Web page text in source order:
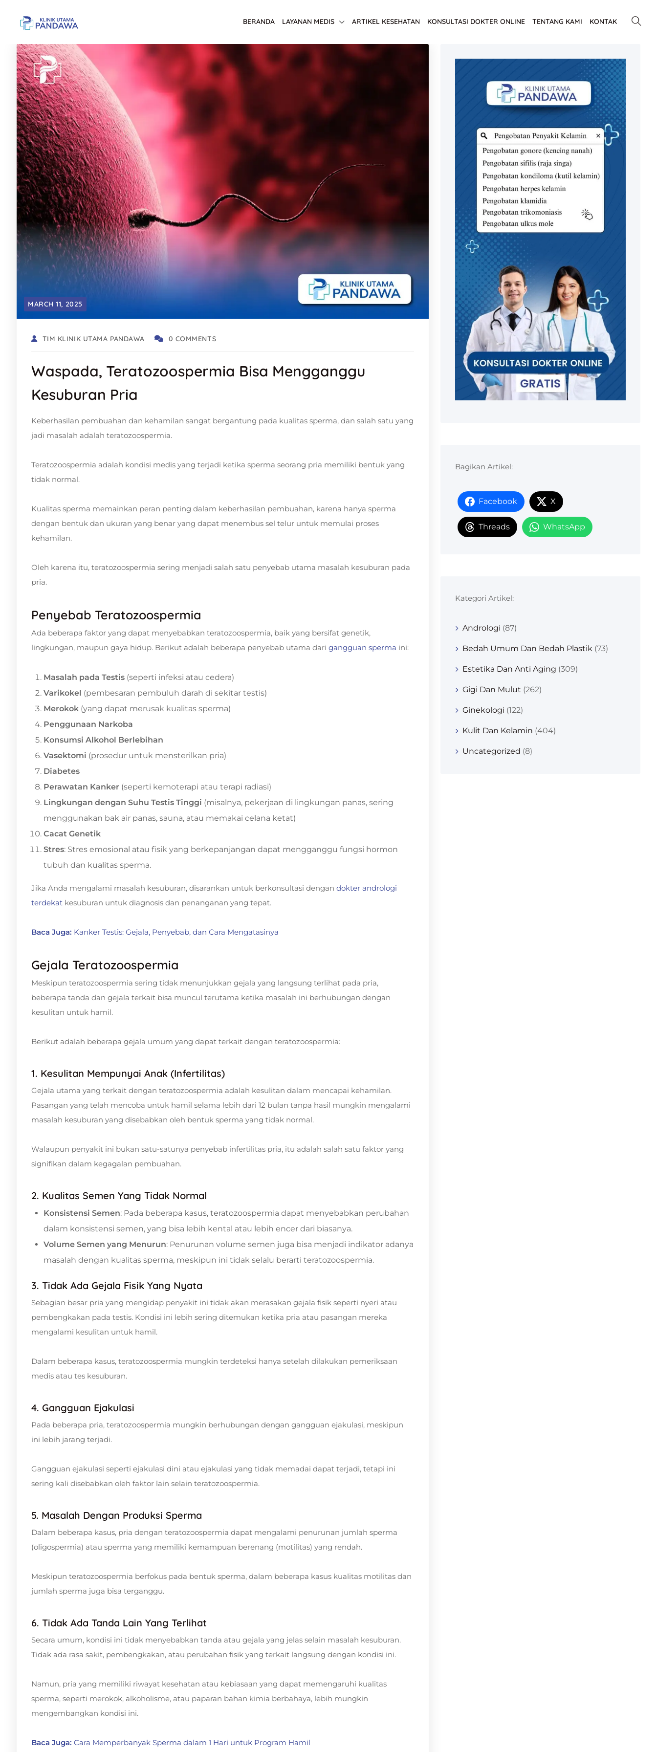
BERANDA LAYANAN MEDIS ARTIKEL KESEHATAN KONSULTASI DOKTER ONLINE TENTANG KAMI KONTAK
MARCH 11, 2025
TIM KLINIK UTAMA PANDAWA 0 COMMENTS
Waspada, Teratozoospermia Bisa Mengganggu
Kesuburan Pria
Keberhasilan pembuahan dan kehamilan sangat bergantung pada kualitas sperma, dan salah satu yang
jadi masalah adalah teratozoospermia.
Teratozoospermia adalah kondisi medis yang terjadi ketika sperma seorang pria memiliki bentuk yang
tidak normal.
Kualitas sperma memainkan peran penting dalam keberhasilan pembuahan, karena hanya sperma
dengan bentuk dan ukuran yang benar yang dapat menembus sel telur untuk memulai proses
kehamilan.
Oleh karena itu, teratozoospermia sering menjadi salah satu penyebab utama masalah kesuburan pada
pria.
Penyebab Teratozoospermia
Ada beberapa faktor yang dapat menyebabkan teratozoospermia, baik yang bersifat genetik,
lingkungan, maupun gaya hidup. Berikut adalah beberapa penyebab utama dari gangguan sperma ini:
Masalah pada Testis (seperti infeksi atau cedera)
Varikokel (pembesaran pembuluh darah di sekitar testis)
Merokok (yang dapat merusak kualitas sperma)
Penggunaan Narkoba
Konsumsi Alkohol Berlebihan
Vasektomi (prosedur untuk mensterilkan pria)
Diabetes
Perawatan Kanker (seperti kemoterapi atau terapi radiasi)
Lingkungan dengan Suhu Testis Tinggi (misalnya, pekerjaan di lingkungan panas, sering
menggunakan bak air panas, sauna, atau memakai celana ketat)
Cacat Genetik
Stres: Stres emosional atau fisik yang berkepanjangan dapat mengganggu fungsi hormon
tubuh dan kualitas sperma.
Jika Anda mengalami masalah kesuburan, disarankan untuk berkonsultasi dengan dokter andrologi
terdekat kesuburan untuk diagnosis dan penanganan yang tepat.
Baca Juga: Kanker Testis: Gejala, Penyebab, dan Cara Mengatasinya
Gejala Teratozoospermia
Meskipun teratozoospermia sering tidak menunjukkan gejala yang langsung terlihat pada pria,
beberapa tanda dan gejala terkait bisa muncul terutama ketika masalah ini berhubungan dengan
kesulitan untuk hamil.
Berikut adalah beberapa gejala umum yang dapat terkait dengan teratozoospermia:
1. Kesulitan Mempunyai Anak (Infertilitas)
Gejala utama yang terkait dengan teratozoospermia adalah kesulitan dalam mencapai kehamilan.
Pasangan yang telah mencoba untuk hamil selama lebih dari 12 bulan tanpa hasil mungkin mengalami
masalah kesuburan yang disebabkan oleh bentuk sperma yang tidak normal.
Walaupun penyakit ini bukan satu-satunya penyebab infertilitas pria, itu adalah salah satu faktor yang
signifikan dalam kegagalan pembuahan.
2. Kualitas Semen Yang Tidak Normal
Konsistensi Semen: Pada beberapa kasus, teratozoospermia dapat menyebabkan perubahan
dalam konsistensi semen, yang bisa lebih kental atau lebih encer dari biasanya.
Volume Semen yang Menurun: Penurunan volume semen juga bisa menjadi indikator adanya
masalah dengan kualitas sperma, meskipun ini tidak selalu berarti teratozoospermia.
3. Tidak Ada Gejala Fisik Yang Nyata
Sebagian besar pria yang mengidap penyakit ini tidak akan merasakan gejala fisik seperti nyeri atau
pembengkakan pada testis. Kondisi ini lebih sering ditemukan ketika pria atau pasangan mereka
mengalami kesulitan untuk hamil.
Dalam beberapa kasus, teratozoospermia mungkin terdeteksi hanya setelah dilakukan pemeriksaan
medis atau tes kesuburan.
4. Gangguan Ejakulasi
Pada beberapa pria, teratozoospermia mungkin berhubungan dengan gangguan ejakulasi, meskipun
ini lebih jarang terjadi.
Gangguan ejakulasi seperti ejakulasi dini atau ejakulasi yang tidak memadai dapat terjadi, tetapi ini
sering kali disebabkan oleh faktor lain selain teratozoospermia.
5. Masalah Dengan Produksi Sperma
Dalam beberapa kasus, pria dengan teratozoospermia dapat mengalami penurunan jumlah sperma
(oligospermia) atau sperma yang memiliki kemampuan berenang (motilitas) yang rendah.
Meskipun teratozoospermia berfokus pada bentuk sperma, dalam beberapa kasus kualitas motilitas dan
jumlah sperma juga bisa terganggu.
6. Tidak Ada Tanda Lain Yang Terlihat
Secara umum, kondisi ini tidak menyebabkan tanda atau gejala yang jelas selain masalah kesuburan.
Tidak ada rasa sakit, pembengkakan, atau perubahan fisik yang terkait langsung dengan kondisi ini.
Namun, pria yang memiliki riwayat kesehatan atau kebiasaan yang dapat memengaruhi kualitas
sperma, seperti merokok, alkoholisme, atau paparan bahan kimia berbahaya, lebih mungkin
mengembangkan kondisi ini.
Baca Juga: Cara Memperbanyak Sperma dalam 1 Hari untuk Program Hamil
Bagikan Artikel:
Facebook X
Threads WhatsApp
Kategori Artikel:
Andrologi (87)
Bedah Umum Dan Bedah Plastik (73)
Estetika Dan Anti Aging (309)
Gigi Dan Mulut (262)
Ginekologi (122)
Kulit Dan Kelamin (404)
Uncategorized (8)